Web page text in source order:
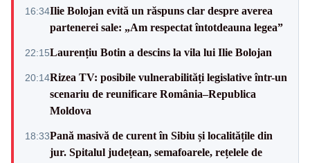
16:34Ilie Bolojan evită un răspuns clar despre averea
partenerei sale: „Am respectat întotdeauna legea”
22:15Laurențiu Botin a descins la vila lui Ilie Bolojan
20:14Rizea TV: posibile vulnerabilități legislative într-un
scenariu de reunificare România–Republica
Moldova
18:33Pană masivă de curent în Sibiu și localitățile din
jur. Spitalul județean, semafoarele, rețelele de